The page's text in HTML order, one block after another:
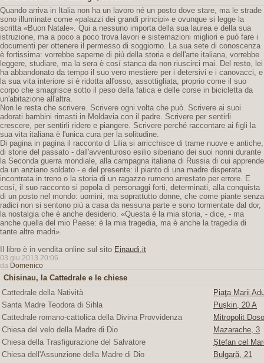
Quando arriva in Italia non ha un lavoro né un posto dove stare, ma le strade
sono illuminate come «palazzi dei grandi principi» e ovunque si legge la
scritta «Buon Natale». Qui a nessuno importa della sua laurea e della sua
istruzione, ma a poco a poco trova lavori e sistemazioni migliori e può fare i
documenti per ottenere il permesso di soggiorno. La sua sete di conoscenza
è fortissima: vorrebbe saperne di piú della storia e dell'arte italiana, vorrebbe
leggere, studiare, ma la sera è cosí stanca da non riuscirci mai. Del resto, lei
ha abbandonato da tempo il suo vero mestiere per i detersivi e i canovacci, e
la sua vita interiore si è ridotta all'osso, assottigliata, proprio come il suo
corpo che smagrisce sotto il peso della fatica e delle corse in bicicletta da
un'abitazione all'altra.
Non le resta che scrivere. Scrivere ogni volta che può. Scrivere ai suoi
adorati bambini rimasti in Moldavia con il padre. Scrivere per sentirli
crescere, per sentirli ridere e piangere. Scrivere perché raccontare ai figli la
sua vita italiana è l'unica cura per la solitudine.
Di pagina in pagina il racconto di Lilia si arricchisce di trame nuove e antiche,
di storie del passato - dall'avventuroso esilio siberiano dei suoi nonni durante
la Seconda guerra mondiale, alla campagna italiana di Russia di cui apprende
da un anziano soldato - e del presente: il pianto di una madre disperata
incontrata in treno o la storia di un ragazzo rumeno arrestato per errore. E
cosí, il suo racconto si popola di personaggi forti, determinati, alla conquista
di un posto nel mondo: uomini, ma soprattutto donne, che come piante senza
radici non si sentono piú a casa da nessuna parte e sono tormentate dal dor,
la nostalgia che è anche desiderio. «Questa è la mia storia, - dice, - ma
anche quella del mio Paese: è la mia tragedia, ma è anche la tragedia di
tante altre madri».
Il libro è in vendita online sul sito Einaudi.it
03 giu 2013 20:06
da Domenico
Chisinau, la Cattedrale e le chiese
Cattedrale della Natività
Piaţa Marii
Santa Madre Teodora di Sihla
Puşkin, 20 A
Cattedrale romano-cattolica della Divina Provvidenza
Mitropolit
Chiesa del velo della Madre di Dio
Mazarache, 3
Chiesa della Trasfigurazione del Salvatore
Ştefan cel
Chiesa dell'Assunzione della Madre di Dio
Bulgară, 21